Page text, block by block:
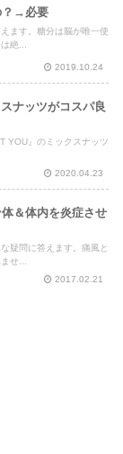
？→必要
ます。糖分は脳が唯一使
絶...
2019.10.24
ナッツがコスパ良
YOU』のミックスナッツ
2020.04.23
＆体内を炎症させ
疑問に答えます。痛風と
せ...
2017.02.21